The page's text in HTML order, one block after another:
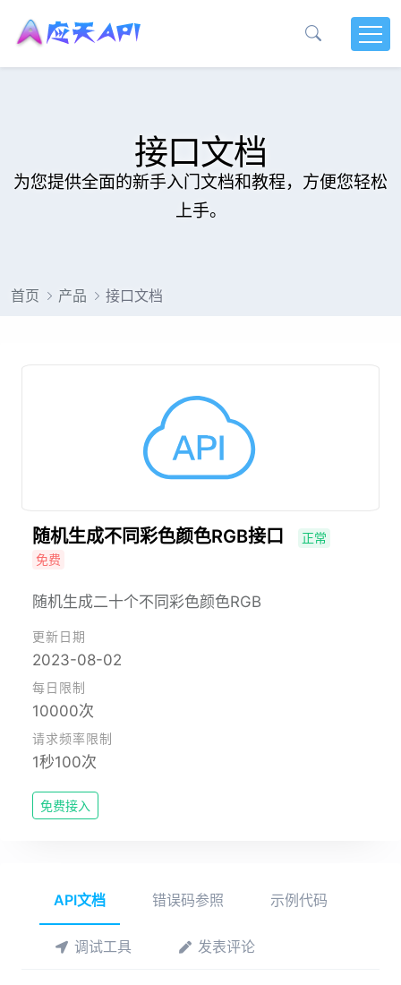
接口文档
为您提供全面的新手入门文档和教程，方便您轻松
上手。
首页 产品 接口文档
随机生成不同彩色颜色RGB接口
正常
免费
随机生成二十个不同彩色颜色RGB
更新日期
2023-08-02
每日限制
10000次
请求频率限制
1秒100次
免费接入
API文档 错误码参照 示例代码
调试工具 发表评论